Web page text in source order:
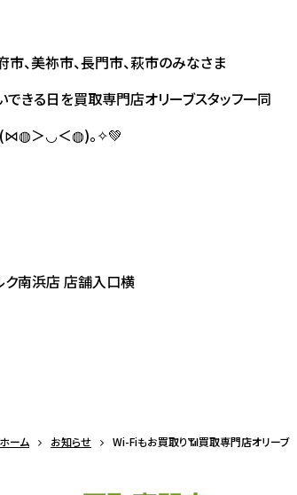
、美祢市、長門市、萩市のみなさま
きる日を買取専門店オリーブスタッフ一同
(⋈◍＞◡＜◍)。✧💚
南浜店 店舗入口横
ホーム お知らせ Wi-Fiもお買取り📶買取専門店オリーブ